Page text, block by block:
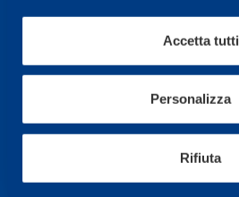
Accetta tutti
Personalizza
Rifiuta